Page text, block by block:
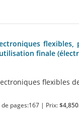
finale
flexibles
pages:167 | Prix: